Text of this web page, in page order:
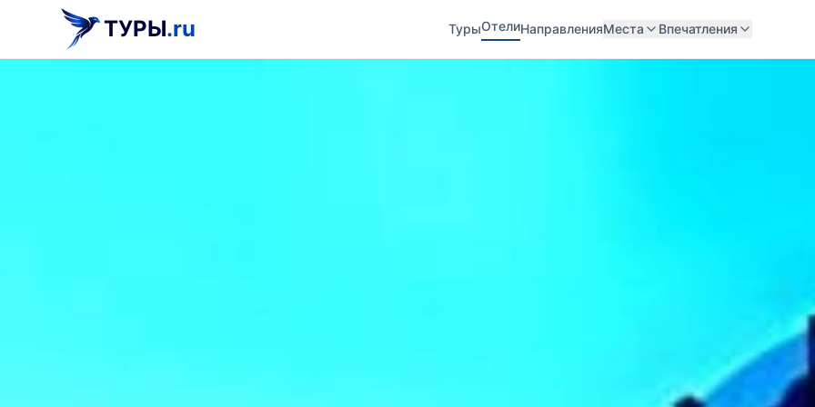
ТУРЫ.ru ТурыОтелиНаправленияМеста Впечатления